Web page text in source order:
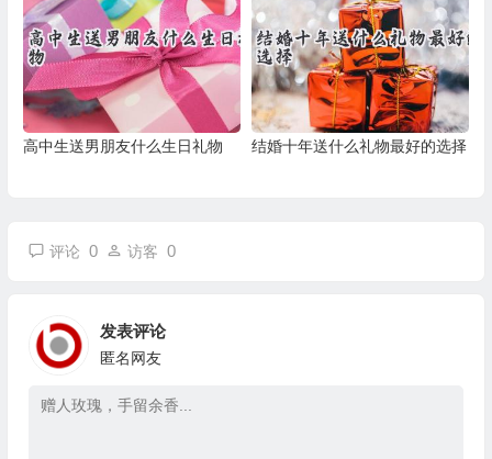
高中生送男朋友什么生日礼物 结婚十年送什么礼物最好的选择
评论 0 访客 0
发表评论
匿名网友